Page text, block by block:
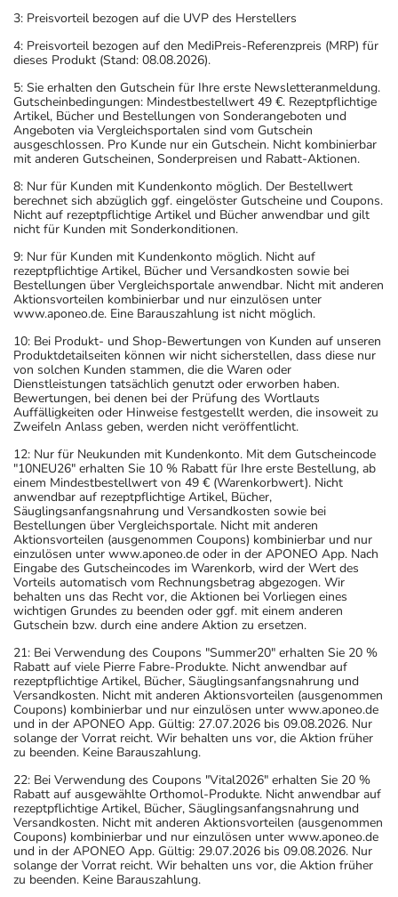
3: Preisvorteil bezogen auf die UVP des Herstellers
4: Preisvorteil bezogen auf den MediPreis-Referenzpreis (MRP) für
dieses Produkt (Stand: 08.08.2026).
5: Sie erhalten den Gutschein für Ihre erste Newsletteranmeldung.
Gutscheinbedingungen: Mindestbestellwert 49 €. Rezeptpflichtige
Artikel, Bücher und Bestellungen von Sonderangeboten und
Angeboten via Vergleichsportalen sind vom Gutschein
ausgeschlossen. Pro Kunde nur ein Gutschein. Nicht kombinierbar
mit anderen Gutscheinen, Sonderpreisen und Rabatt-Aktionen.
8: Nur für Kunden mit Kundenkonto möglich. Der Bestellwert
berechnet sich abzüglich ggf. eingelöster Gutscheine und Coupons.
Nicht auf rezeptpflichtige Artikel und Bücher anwendbar und gilt
nicht für Kunden mit Sonderkonditionen.
9: Nur für Kunden mit Kundenkonto möglich. Nicht auf
rezeptpflichtige Artikel, Bücher und Versandkosten sowie bei
Bestellungen über Vergleichsportale anwendbar. Nicht mit anderen
Aktionsvorteilen kombinierbar und nur einzulösen unter
www.aponeo.de. Eine Barauszahlung ist nicht möglich.
10: Bei Produkt- und Shop-Bewertungen von Kunden auf unseren
Produktdetailseiten können wir nicht sicherstellen, dass diese nur
von solchen Kunden stammen, die die Waren oder
Dienstleistungen tatsächlich genutzt oder erworben haben.
Bewertungen, bei denen bei der Prüfung des Wortlauts
Auffälligkeiten oder Hinweise festgestellt werden, die insoweit zu
Zweifeln Anlass geben, werden nicht veröffentlicht.
12: Nur für Neukunden mit Kundenkonto. Mit dem Gutscheincode
"10NEU26" erhalten Sie 10 % Rabatt für Ihre erste Bestellung, ab
einem Mindestbestellwert von 49 € (Warenkorbwert). Nicht
anwendbar auf rezeptpflichtige Artikel, Bücher,
Säuglingsanfangsnahrung und Versandkosten sowie bei
Bestellungen über Vergleichsportale. Nicht mit anderen
Aktionsvorteilen (ausgenommen Coupons) kombinierbar und nur
einzulösen unter www.aponeo.de oder in der APONEO App. Nach
Eingabe des Gutscheincodes im Warenkorb, wird der Wert des
Vorteils automatisch vom Rechnungsbetrag abgezogen. Wir
behalten uns das Recht vor, die Aktionen bei Vorliegen eines
wichtigen Grundes zu beenden oder ggf. mit einem anderen
Gutschein bzw. durch eine andere Aktion zu ersetzen.
21: Bei Verwendung des Coupons "Summer20" erhalten Sie 20 %
Rabatt auf viele Pierre Fabre-Produkte. Nicht anwendbar auf
rezeptpflichtige Artikel, Bücher, Säuglingsanfangsnahrung und
Versandkosten. Nicht mit anderen Aktionsvorteilen (ausgenommen
Coupons) kombinierbar und nur einzulösen unter www.aponeo.de
und in der APONEO App. Gültig: 27.07.2026 bis 09.08.2026. Nur
solange der Vorrat reicht. Wir behalten uns vor, die Aktion früher
zu beenden. Keine Barauszahlung.
22: Bei Verwendung des Coupons "Vital2026" erhalten Sie 20 %
Rabatt auf ausgewählte Orthomol-Produkte. Nicht anwendbar auf
rezeptpflichtige Artikel, Bücher, Säuglingsanfangsnahrung und
Versandkosten. Nicht mit anderen Aktionsvorteilen (ausgenommen
Coupons) kombinierbar und nur einzulösen unter www.aponeo.de
und in der APONEO App. Gültig: 29.07.2026 bis 09.08.2026. Nur
solange der Vorrat reicht. Wir behalten uns vor, die Aktion früher
zu beenden. Keine Barauszahlung.